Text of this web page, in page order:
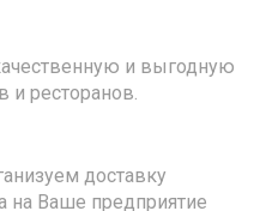
и выгодную
и ресторанов.
доставку
на Ваше предприятие